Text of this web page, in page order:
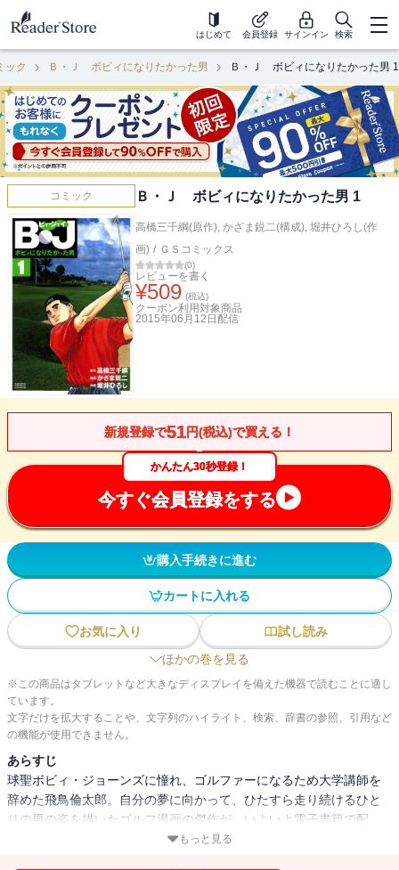
はじめて 会員登録 サインイン 検索
ック Ｂ・Ｊ ボビィになりたかった男 Ｂ・Ｊ ボビィになりたかった男 1
コミック Ｂ・Ｊ ボビィになりたかった男 1
高橋三千綱(原作), かざま鋭二(構成), 堀井ひろし(作
画) / ＧＳコミックス
(0)
レビューを書く
¥509 (税込)
クーポン利用対象商品
2015年06月12日 配信
新規登録で51円(税込)で買える！
かんたん30秒登録！
今すぐ会員登録をする
購入手続きに進む
カートに入れる
お気に入り
試し読み
ほかの巻を見る
※この商品はタブレットなど大きなディスプレイを備えた機器で読むことに適し
ています。
文字だけを拡大することや、文字列のハイライト、検索、辞書の参照、引用など
の機能が使用できません。
あらすじ
球聖ボビィ・ジョーンズに憧れ、ゴルファーになるため大学講師を
辞めた飛鳥倫太郎。自分の夢に向かって、ひたすら走り続けるひと
りの男の姿を描いたゴルフ漫画の傑作が、いよいよ電子書籍で配
信。信念を持って生きる主人公がゴルフの世界に新風を吹き込む。
もっと見る